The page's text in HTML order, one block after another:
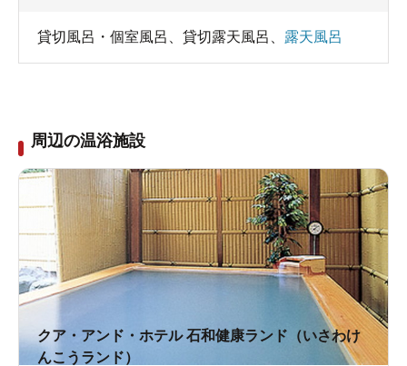
貸切風呂・個室風呂 貸切露天風呂 露天風呂
周辺の温浴施設
クア・アンド・ホテル 石和健康ランド（いさわけ
んこうランド）